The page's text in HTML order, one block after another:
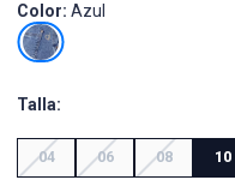
Color: Azul
Talla:
04 06 08 10